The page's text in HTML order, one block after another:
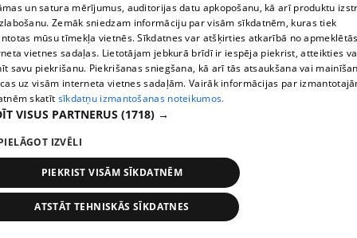
pirms 1 nedēļas, 2 dienām
Ogas un sēnes šogad dārgākas, bet uzpirkšanas
409. epizode
un satura mērījumus, auditorijas datu apkopošanu, kā arī produktu
Zemāk sniedzam informāciju par visām sīkdatnēm, kuras tiek
mūsu tīmekļa vietnēs. Sīkdatnes var atšķirties atkarībā no
vietnes sadaļas. Lietotājam jebkurā brīdī ir iespēja piekrist, atteikties
savu piekrišanu. Piekrišanas sniegšana, kā arī tās atsaukšana vai
uz visām interneta vietnes sadaļām. Vairāk informācijas par
skatīt sīkdatņu izmantošanas noteikumos.
VISUS PARTNERUS (1718) →
IZVĒLI
PIEKRIST VISĀM SĪKDATNĒM
ATSTĀT TEHNISKĀS SĪKDATNES